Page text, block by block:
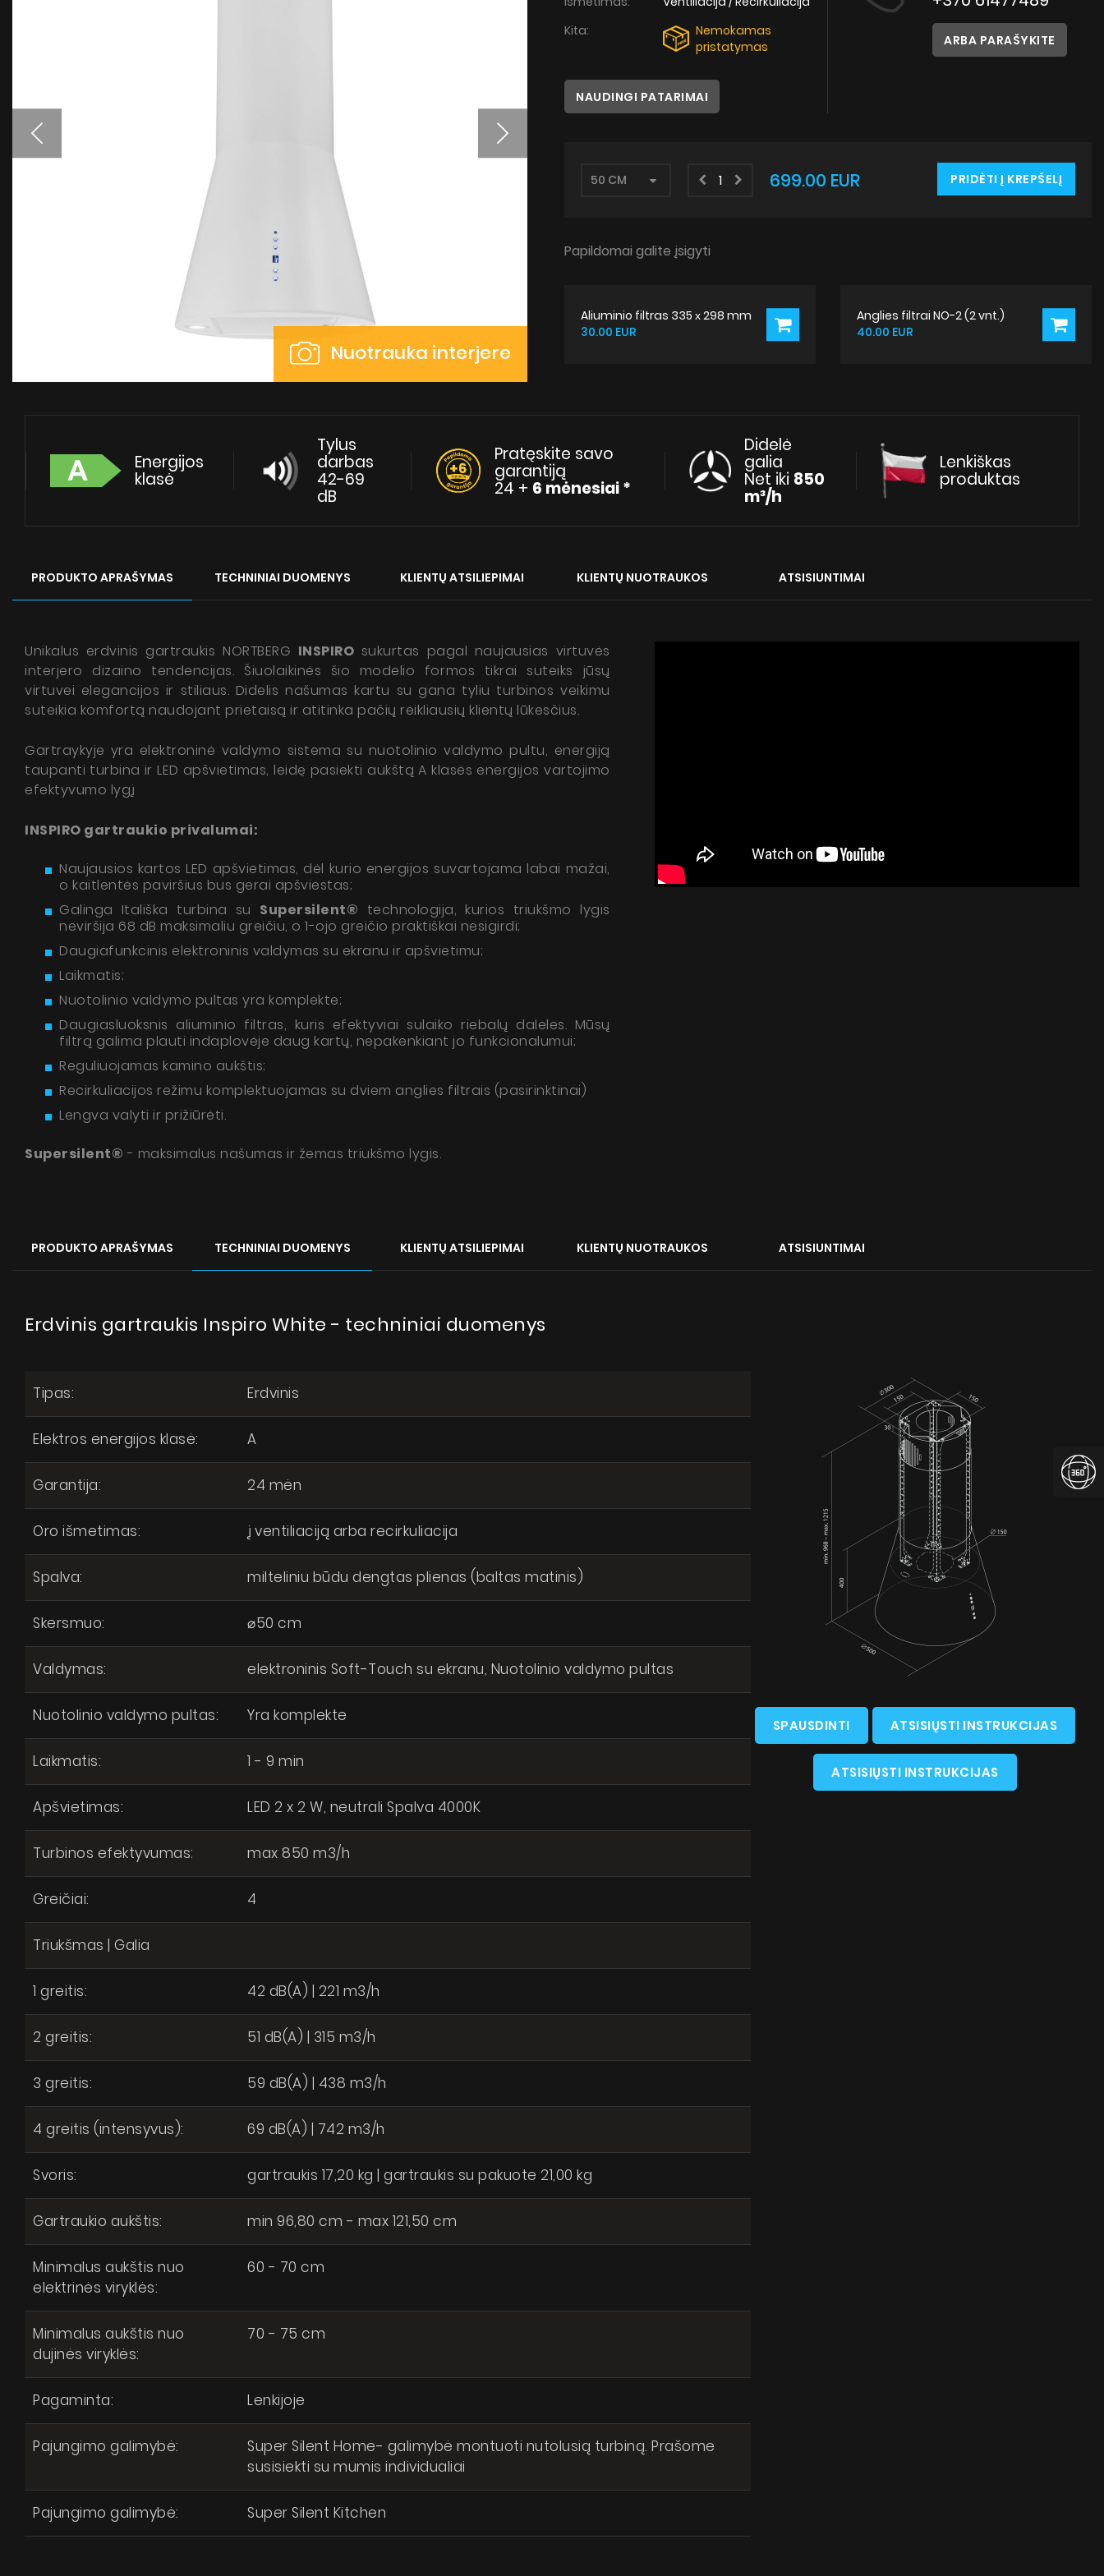
Produktai
Akcijos
Dirbkime kartu
Nuotrauka interjere
Kita:
Nemokamas
pristatymas
NAUDINGI PATARIMAI
ARBA PARAŠYKITE
Inspiro White
699.00 EUR PRIDĖTI Į KREPŠELĮ
Papildomai galite įsigyti
Aliuminio filtras 335 х 298 mm
30.00 EUR
Anglies filtrai NO-2 (2 vnt.)
40.00 EUR
Energijos
klasė
Tylus
darbas
42-69
dB
Pratęskite savo
garantiją
24 + 6 mėnesiai *
Didelė
galia
Net iki 850
m³/h
Lenkiškas
produktas
PRODUKTO APRAŠYMAS TECHNINIAI DUOMENYS KLIENTŲ ATSILIEPIMAI KLIENTŲ NUOTRAUKOS ATSISIUNTIMAI
Unikalus erdvinis gartraukis NORTBERG INSPIRO sukurtas pagal naujausias virtuvės
interjero dizaino tendencijas. Šiuolaikinės šio modelio formos tikrai suteiks jūsų
virtuvei elegancijos ir stiliaus. Didelis našumas kartu su gana tyliu turbinos veikimu
suteikia komfortą naudojant prietaisą ir atitinka pačių reikliausių klientų lūkesčius.
Gartraykyje yra elektroninė valdymo sistema su nuotolinio valdymo pultu, energiją
taupanti turbina ir LED apšvietimas, leidę pasiekti aukštą A klasės energijos vartojimo
efektyvumo lygį
INSPIRO gartraukio privalumai:
Naujausios kartos LED apšvietimas, dėl kurio energijos suvartojama labai mažai,
o kaitlentės paviršius bus gerai apšviestas;
Galinga Itališka turbina su Supersilent® technologija, kurios triukšmo lygis
neviršija 68 dB maksimaliu greičiu, o 1-ojo greičio praktiškai nesigirdi;
Daugiafunkcinis elektroninis valdymas su ekranu ir apšvietimu;
Laikmatis;
Nuotolinio valdymo pultas yra komplekte;
Daugiasluoksnis aliuminio filtras, kuris efektyviai sulaiko riebalų daleles. Mūsų
filtrą galima plauti indaplovėje daug kartų, nepakenkiant jo funkcionalumui;
Reguliuojamas kamino aukštis;
Recirkuliacijos režimu komplektuojamas su dviem anglies filtrais (pasirinktinai)
Lengva valyti ir prižiūrėti.
Supersilent® - maksimalus našumas ir žemas triukšmo lygis.
PRODUKTO APRAŠYMAS TECHNINIAI DUOMENYS KLIENTŲ ATSILIEPIMAI KLIENTŲ NUOTRAUKOS ATSISIUNTIMAI
Erdvinis gartraukis Inspiro White - techniniai duomenys
Tipas: Erdvinis
Elektros energijos klasė: A
Garantija: 24 mėn
Oro išmetimas: į ventiliaciją arba recirkuliacija
Spalva: milteliniu būdu dengtas plienas (baltas matinis)
Skersmuo: ⌀50 cm
Valdymas: elektroninis Soft-Touch su ekranu, Nuotolinio valdymo pultas
Nuotolinio valdymo pultas: Yra komplekte
Laikmatis: 1 - 9 min
Apšvietimas: LED 2 x 2 W, neutrali Spalva 4000K
Turbinos efektyvumas: max 850 m3/h
Greičiai: 4
Triukšmas | Galia
1 greitis: 42 dB(A) | 221 m3/h
2 greitis: 51 dB(A) | 315 m3/h
3 greitis: 59 dB(A) | 438 m3/h
4 greitis (intensyvus): 69 dB(A) | 742 m3/h
Svoris: gartraukis 17,20 kg | gartraukis su pakuote 21,00 kg
Gartraukio aukštis: min 96,80 cm - max 121,50 cm
Minimalus aukštis nuo
elektrinės viryklės:
60 - 70 cm
Minimalus aukštis nuo
dujinės viryklės:
70 - 75 cm
Pagaminta: Lenkijoje
Pajungimo galimybė:
Super Silent Home- galimybė montuoti nutolusią turbiną. Prašome
susisiekti su mumis individualiai
Pajungimo galimybė: Super Silent Kitchen
SPAUSDINTI ATSISIŲSTI INSTRUKCIJAS
ATSISIŲSTI INSTRUKCIJAS